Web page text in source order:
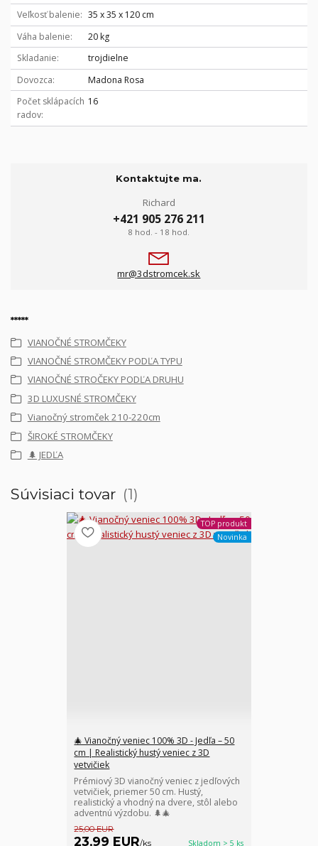
Veľkosť balenie
35 x 35 x 120 cm
Váha balenie
20 kg
Skladanie
trojdielne
Dovozca
Madona Rosa
Počet sklápacích
radov
16
Kontaktujte ma.
Richard
+421 905 276 211
8 hod. - 18 hod.
mr@3dstromcek.sk
*****
VIANOČNÉ STROMČEKY
VIANOČNÉ STROMČEKY PODĽA TYPU
VIANOČNÉ STROČEKY PODĽA DRUHU
3D LUXUSNÉ STROMČEKY
Vianočný stromček 210-220cm
ŠIROKÉ STROMČEKY
🌲 JEDĽA
Súvisiaci tovar 1
TOP produkt
Novinka
🎄 Vianočný veniec 100% 3D - Jedľa – 50
cm | Realistický hustý veniec z 3D
vetvičiek
Prémiový 3D vianočný veniec z jedľových
vetvičiek, priemer 50 cm. Hustý,
realistický a vhodný na dvere, stôl alebo
adventnú výzdobu. 🌲🎄
25,00 EUR
23,99 EUR/ks Skladom > 5 ks